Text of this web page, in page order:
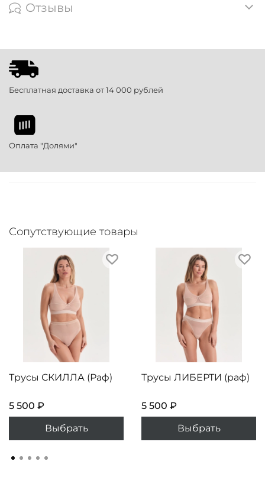
Отзывы
Бесплатная доставка от 14 000 рублей
Оплата "Долями"
Сопутствующие товары
Трусы СКИЛЛА (Раф)
5 500 ₽
Выбрать
Трусы ЛИБЕРТИ (раф)
5 500 ₽
Выбрать